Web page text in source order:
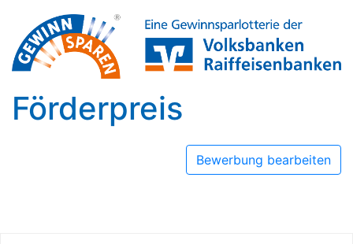
Förderpreis
Bewerbung bearbeiten